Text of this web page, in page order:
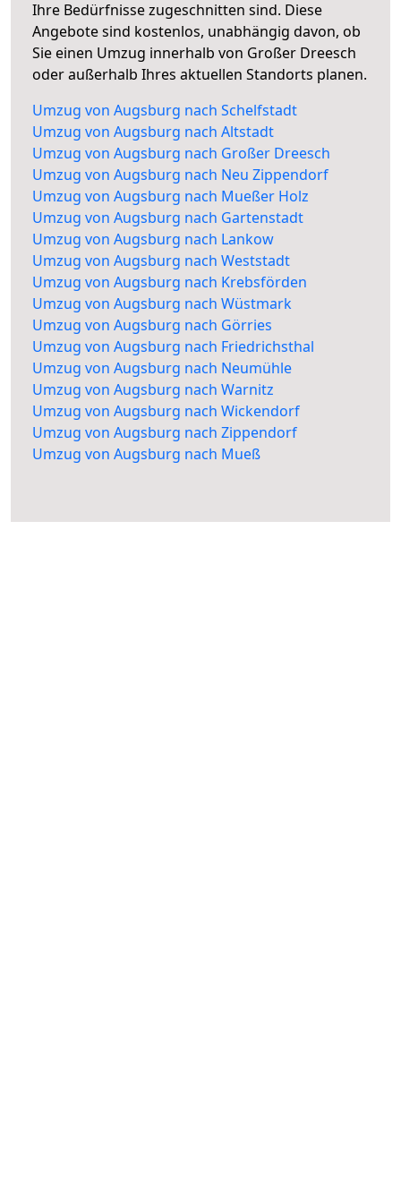
Ihre Bedürfnisse zugeschnitten sind. Diese
Angebote sind kostenlos, unabhängig davon, ob
Sie einen Umzug innerhalb von Großer Dreesch
oder außerhalb Ihres aktuellen Standorts planen.
Umzug von Augsburg nach Schelfstadt
Umzug von Augsburg nach Altstadt
Umzug von Augsburg nach Großer Dreesch
Umzug von Augsburg nach Neu Zippendorf
Umzug von Augsburg nach Mueßer Holz
Umzug von Augsburg nach Gartenstadt
Umzug von Augsburg nach Lankow
Umzug von Augsburg nach Weststadt
Umzug von Augsburg nach Krebsförden
Umzug von Augsburg nach Wüstmark
Umzug von Augsburg nach Görries
Umzug von Augsburg nach Friedrichsthal
Umzug von Augsburg nach Neumühle
Umzug von Augsburg nach Warnitz
Umzug von Augsburg nach Wickendorf
Umzug von Augsburg nach Zippendorf
Umzug von Augsburg nach Mueß